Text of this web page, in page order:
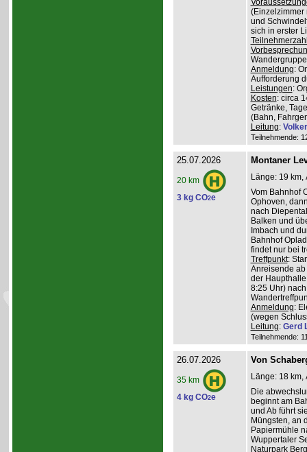
(Einzelzimmer
und
sich in erster
Anmeldung:
Aufforderung
Leistungen:
Kosten: circa
Getränke,
(Bahn,
Leitung:
Teilnehmende:
25.07.2026
20 km
3 kg CO2e
Montaner
Länge: 19 km,
Vom Bahnhof
Ophoven,
nach
Balken und
Imbach und
Bahnhof
findet nur bei
Treffpunkt:
Anreisende
der
8:25 Uhr)
Anmeldung:
(wegen
Leitung: Gerd
Teilnehmende:
26.07.2026
35 km
4 kg CO2e
Von
Länge: 18 km,
Die
beginnt am
und Ab führt
Müngsten, an
Papiermühle
Wuppertaler
Naturpark